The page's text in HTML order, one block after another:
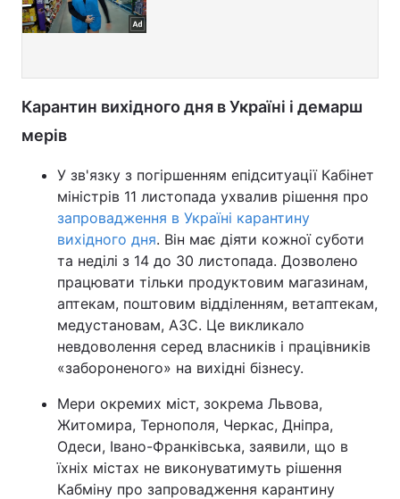
Карантин вихідного дня в Україні і демарш
мерів
У зв'язку з погіршенням епідситуації Кабінет
міністрів 11 листопада ухвалив рішення про
запровадження в Україні карантину
вихідного дня. Він має діяти кожної суботи
та неділі з 14 до 30 листопада. Дозволено
працювати тільки продуктовим магазинам,
аптекам, поштовим відділенням, ветаптекам,
медустановам, АЗС. Це викликало
невдоволення серед власників і працівників
«забороненого» на вихідні бізнесу.
Мери окремих міст, зокрема Львова,
Житомира, Тернополя, Черкас, Дніпра,
Одеси, Івано-Франківська, заявили, що в
їхніх містах не виконуватимуть рішення
Кабміну про запровадження карантину